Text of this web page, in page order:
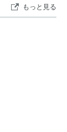
ライヤーはパ
もっと見る